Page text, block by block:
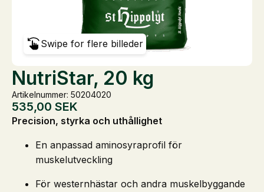
Swipe for flere billeder
NutriStar, 20 kg
Artikelnummer: 50204020
535,00 SEK
Precision, styrka och uthållighet
En anpassad aminosyraprofil för
muskelutveckling
För westernhästar och andra muskelbyggande